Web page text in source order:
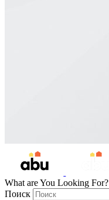
What are You Looking For?
Поиск